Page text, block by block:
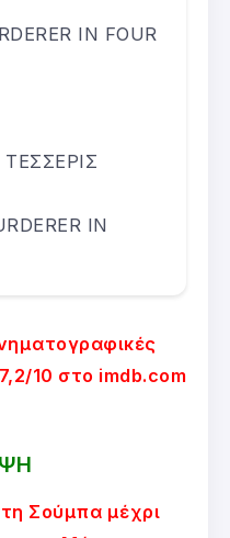
IN FOUR
IN
10 στο imdb.com
Σούμπα μέχρι